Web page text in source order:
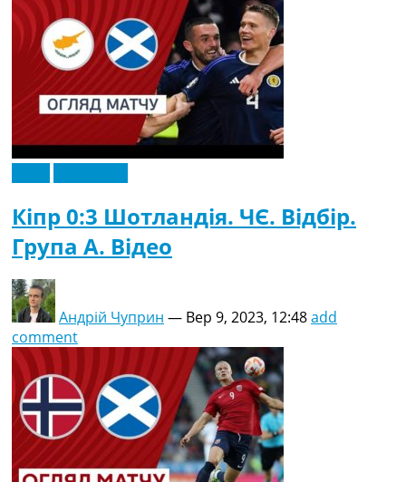
Кіпр 0:3 Шотландія. ЧЄ. Відбір.
Група A. Відео
Андрій Чуприн — Вер 9, 2023, 12:48add
comment